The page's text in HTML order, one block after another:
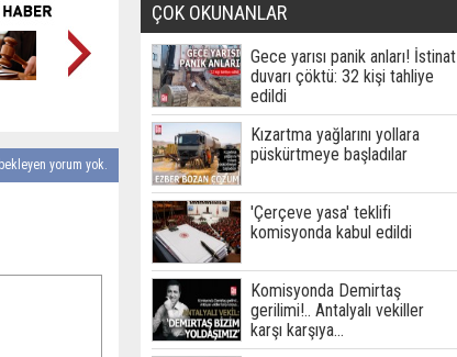
yorum yok.
ÇOK OKUNANLAR
Gece yarısı panik anları! İstinat
duvarı çöktü: 32 kişi tahliye
edildi
Kızartma yağlarını yollara
püskürtmeye başladılar
'Çerçeve yasa' teklifi
komisyonda kabul edildi
Komisyonda Demirtaş
gerilimi!.. Antalyalı vekiller
karşı karşıya…